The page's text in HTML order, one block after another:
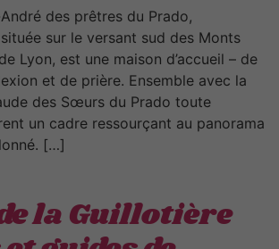
des prêtres du Prado,
sur le versant sud des Monts
Lyon, est une maison d’accueil – de
et de prière. Ensemble avec la
des Sœurs du Prado toute
un cadre ressourçant au panorama
[…]
la Guillotière